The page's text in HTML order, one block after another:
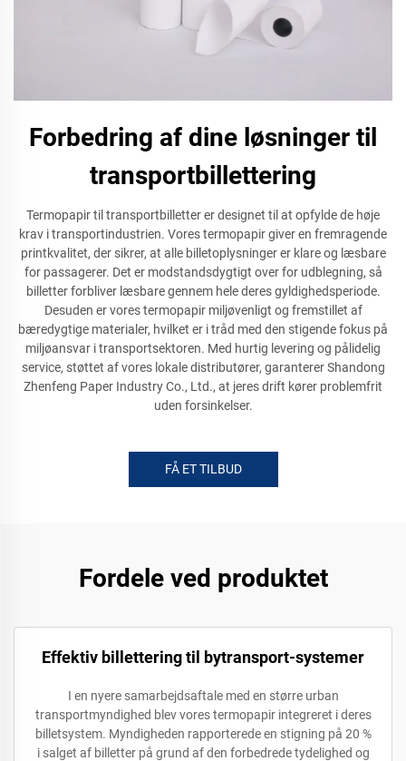
Forbedring af dine løsninger til
transportbillettering
Termopapir til transportbilletter er designet til at opfylde de høje
krav i transportindustrien. Vores termopapir giver en fremragende
printkvalitet, der sikrer, at alle billetoplysninger er klare og læsbare
for passagerer. Det er modstandsdygtigt over for udblegning, så
billetter forbliver læsbare gennem hele deres gyldighedsperiode.
Desuden er vores termopapir miljøvenligt og fremstillet af
bæredygtige materialer, hvilket er i tråd med den stigende fokus på
miljøansvar i transportsektoren. Med hurtig levering og pålidelig
service, støttet af vores lokale distributører, garanterer Shandong
Zhenfeng Paper Industry Co., Ltd., at jeres drift kører problemfrit
uden forsinkelser.
FÅ ET TILBUD
Fordele ved produktet
Effektiv billettering til bytransport-systemer
I en nyere samarbejdsaftale med en større urban
transportmyndighed blev vores termopapir integreret i deres
billetsystem. Myndigheden rapporterede en stigning på 20 %
i salget af billetter på grund af den forbedrede tydelighed og